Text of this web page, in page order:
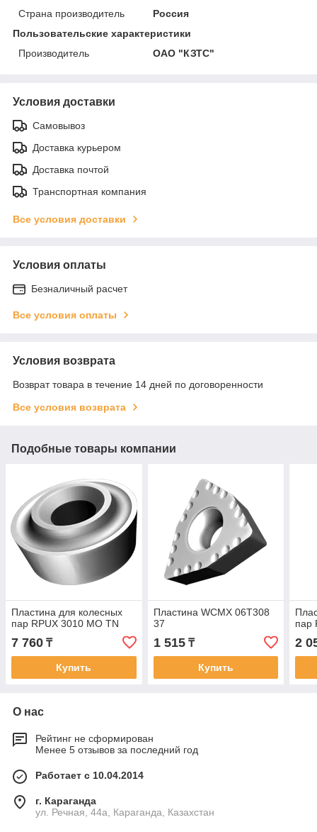
Страна производитель
Россия
Пользовательские характеристики
Производитель
ОАО "КЗТС"
Условия доставки
Самовывоз
Доставка курьером
Доставка почтой
Транспортная компания
Все условия доставки
Условия оплаты
Безналичный расчет
Все условия оплаты
Условия возврата
Возврат товара в течение 14 дней по договоренности
Все условия возврата
Подобные товары компании
Пластина для колесных
пар RPUX 3010 MO TN
7 760 ₸
Купить
Пластина WCMX 06T308
37
1 515₸
Купить
пар
2
О нас
Рейтинг не сформирован
Менее 5 отзывов за последний год
Работает с 10.04.2014
г. Караганда
ул. Речная, 44а, Караганда, Казахстан